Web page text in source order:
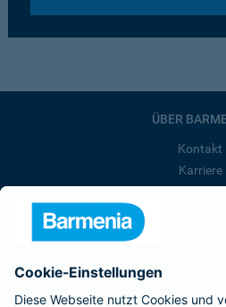
ÜBER
Kontakt
Karriere
Barmenia ist Teil der